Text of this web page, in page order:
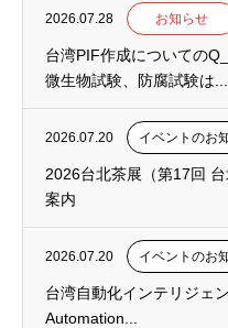
2026.07.28 お知らせ
台湾PIF作成についての
微生物試験、防腐試験は...
2026.07.20 イベントのお
2026台北茶展（第17回
案内
2026.07.20 イベントのお
台湾自動化インテリジェ
Automation...